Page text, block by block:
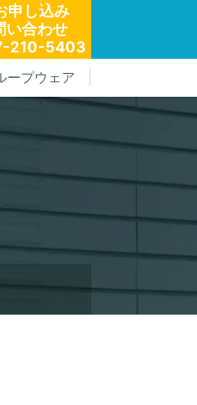
申し込み
い合わせ
210-5403
ープウェア